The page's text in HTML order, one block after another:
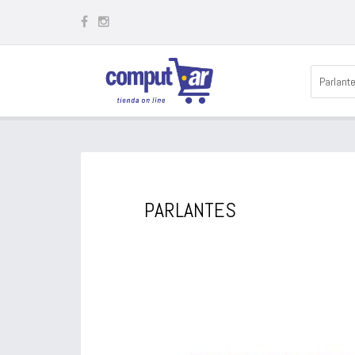
PARLANTES